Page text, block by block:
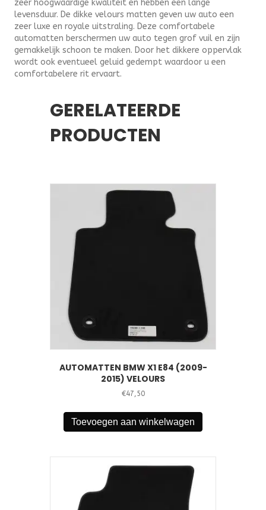
zeer hoogwaardige kwaliteit en hebben een lange
levensduur. De dikke velours matten geven uw auto een
zeer luxe en royale uitstraling. Deze comfortabele
automatten berschermen uw auto tegen grof vuil en zijn
gemakkelijk schoon te maken. Door het dikkere oppervlak
wordt ook eventueel geluid gedempt waardoor u een
comfortabelere rit ervaart.
GERELATEERDE
PRODUCTEN
AUTOMATTEN BMW X1 E84 (2009-
2015) VELOURS
€47,50
Toevoegen aan winkelwagen